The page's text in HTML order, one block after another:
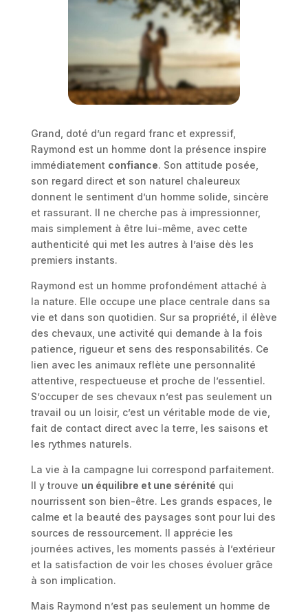
Grand, doté d’un regard franc et expressif,
Raymond est un homme dont la présence inspire
immédiatement confiance. Son attitude posée,
son regard direct et son naturel chaleureux
donnent le sentiment d’un homme solide, sincère
et rassurant. Il ne cherche pas à impressionner,
mais simplement à être lui-même, avec cette
authenticité qui met les autres à l’aise dès les
premiers instants.
Raymond est un homme profondément attaché à
la nature. Elle occupe une place centrale dans sa
vie et dans son quotidien. Sur sa propriété, il élève
des chevaux, une activité qui demande à la fois
patience, rigueur et sens des responsabilités. Ce
lien avec les animaux reflète une personnalité
attentive, respectueuse et proche de l’essentiel.
S’occuper de ses chevaux n’est pas seulement un
travail ou un loisir, c’est un véritable mode de vie,
fait de contact direct avec la terre, les saisons et
les rythmes naturels.
La vie à la campagne lui correspond parfaitement.
Il y trouve un équilibre et une sérénité qui
nourrissent son bien-être. Les grands espaces, le
calme et la beauté des paysages sont pour lui des
sources de ressourcement. Il apprécie les
journées actives, les moments passés à l’extérieur
et la satisfaction de voir les choses évoluer grâce
à son implication.
Mais Raymond n’est pas seulement un homme de